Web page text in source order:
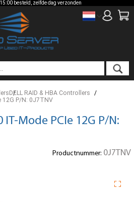
besteld, zelfde dag verzonden
DELL RAID & HBA Controllers
12G P/N: 0J7TNV
IT-Mode PCIe 12G P/N:
Productnummer: 0J7TNV